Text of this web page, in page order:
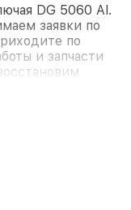
DG 5060 Al.
заявки по
по
и запчасти